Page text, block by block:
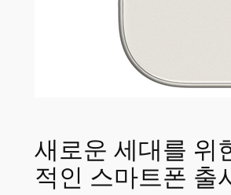
새로운 세대를 위
적인 스마트폰 출